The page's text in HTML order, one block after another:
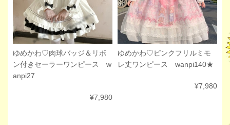
ゆめかわ♡肉球バッジ＆リボ
ン付きセーラーワンピース w
anpi27
¥7,980
ゆめかわ♡ピンクフリルミモ
レ丈ワンピース wanpi140★
¥7,980